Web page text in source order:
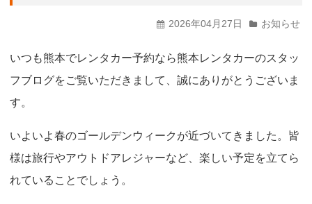
2026年04月27日 お知らせ
いつも熊本でレンタカー予約なら熊本レンタカーのスタッ
フブログをご覧いただきまして、誠にありがとうございま
す。
いよいよ春のゴールデンウィークが近づいてきました。皆
様は旅行やアウトドアレジャーなど、楽しい予定を立てら
れていることでしょう。
t
i